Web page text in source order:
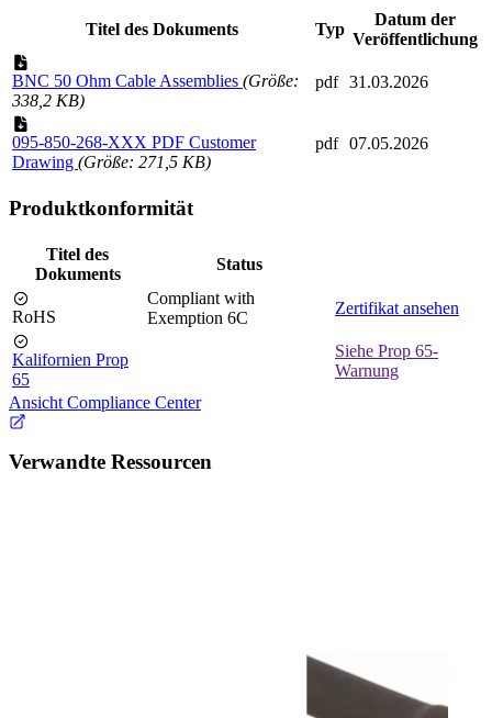
Titel des Dokuments Typ
Datum der
Veröffentlichung
BNC 50 Ohm Cable Assemblies (Größe:
338,2 KB)
pdf 31.03.2026
095-850-268-XXX PDF Customer
Drawing (Größe: 271,5 KB)
pdf 07.05.2026
Produktkonformität
Titel des
Dokuments
Status
RoHS
Compliant with
Exemption 6C
Zertifikat ansehen
Kalifornien Prop
65
Siehe Prop 65-
Warnung
Ansicht Compliance Center
Verwandte Ressourcen